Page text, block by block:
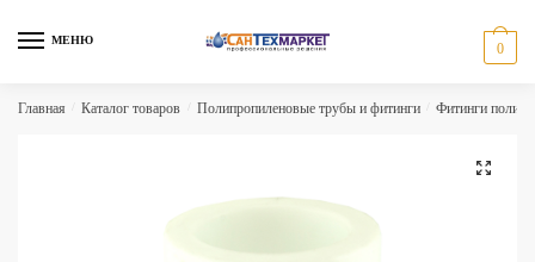
МЕНЮ
0
Главная Каталог товаров Полипропиленовые трубы и фитинги Фитинги
🔍